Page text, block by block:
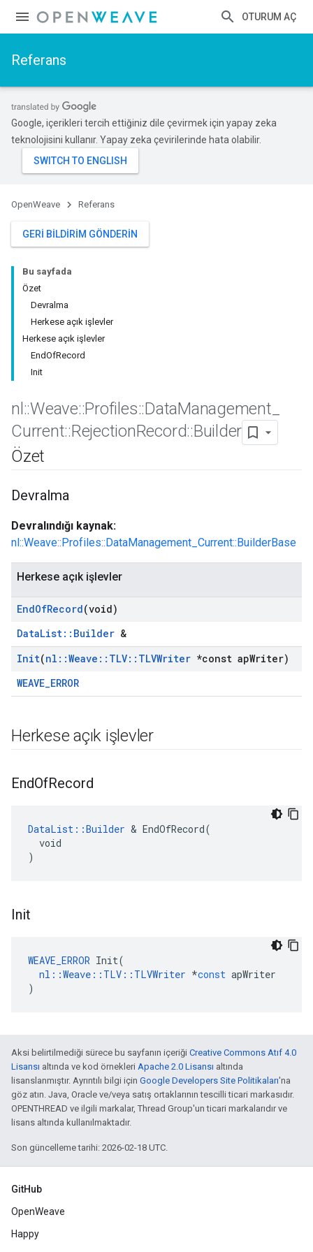
OTURUM AÇ
Referans
Google, içerikleri tercih ettiğiniz dile çevirmek için yapay zeka
teknolojisini kullanır. Yapay zeka çevirilerinde hata olabilir.
OpenWeave Referans
GERI BILDIRIM GÖNDERIN
Bu sayfada
Özet
Devralma
Herkese açık işlevler
Herkese açık işlevler
EndOfRecord
Init
nl ::Weave::Profiles::DataManagement
Current::RejectionRecord::Builder
Özet
Devralma
Devralındığı kaynak:
nl::Weave::Profiles::DataManagement_Current::BuilderBase
Herkese açık işlevler
EndOfRecord(void)
DataList::Builder &
Init(nl ::Weave :: TLV:: TLVWriter *const apWriter)
WEAVE_ERROR
Herkese açık işlevler
EndOfRecord
DataList::Builder & EndOfRecord(
  void
)
Init
WEAVE_ERROR Init(
nl ::Weave :: TLV :: TLVWriter *const apWriter
)
Aksi belirtilmediği sürece bu sayfanın içeriği Creative Commons Atıf 4.0
Lisansı altında ve kod örnekleri Apache 2.0 Lisansı altında
lisanslanmıştır. Ayrıntılı bilgi için Google Developers Site Politikaları'na
göz atın. Java, Oracle ve/veya satış ortaklarının tescilli ticari markasıdır.
OPENTHREAD ve ilgili markalar, Thread Group'un ticari markalarıdır ve
lisans altında kullanılmaktadır.
Son güncelleme tarihi: 2026-02-18 UTC.
GitHub
OpenWeave
Happy